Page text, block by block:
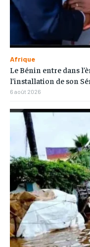
Afrique
Le Bénin entre dans
l’installation de son
6 août 2026